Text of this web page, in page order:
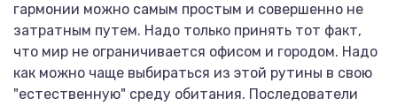
гармонии можно самым простым и совершенно не
затратным путем. Надо только принять тот факт,
что мир не ограничивается офисом и городом. Надо
как можно чаще выбираться из этой рутины в свою
"естественную" среду обитания. Последователи